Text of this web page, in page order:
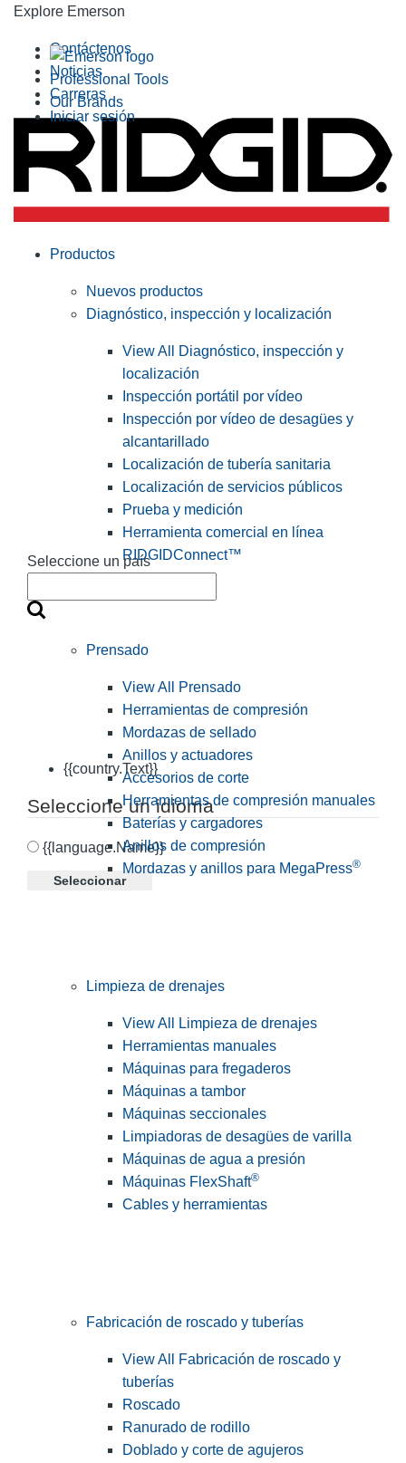
Explore Emerson
Professional Tools
Our Brands
Contáctenos
Noticias
Carreras
Iniciar sesión
Seleccione un país
{{country.Text}}
Seleccione un idioma
{{language.Name}}
Seleccionar
Productos
Nuevos productos
Diagnóstico, inspección y localización
View All Diagnóstico, inspección y
localización
Inspección portátil por vídeo
Inspección por vídeo de desagües y
alcantarillado
Localización de tubería sanitaria
Localización de servicios públicos
Prueba y medición
Herramienta comercial en línea
RIDGIDConnect™
Prensado
View All Prensado
Herramientas de compresión
Mordazas de sellado
Anillos y actuadores
Accesorios de corte
Herramientas de compresión manuales
Baterías y cargadores
Anillos de compresión
Mordazas y anillos para MegaPress®
Limpieza de drenajes
View All Limpieza de drenajes
Herramientas manuales
Máquinas para fregaderos
Máquinas a tambor
Máquinas seccionales
Limpiadoras de desagües de varilla
Máquinas de agua a presión
Máquinas FlexShaft®
Cables y herramientas
Fabricación de roscado y tuberías
View All Fabricación de roscado y
tuberías
Roscado
Ranurado de rodillo
Doblado y corte de agujeros